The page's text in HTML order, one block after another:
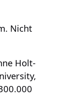
Nicht
Holt-